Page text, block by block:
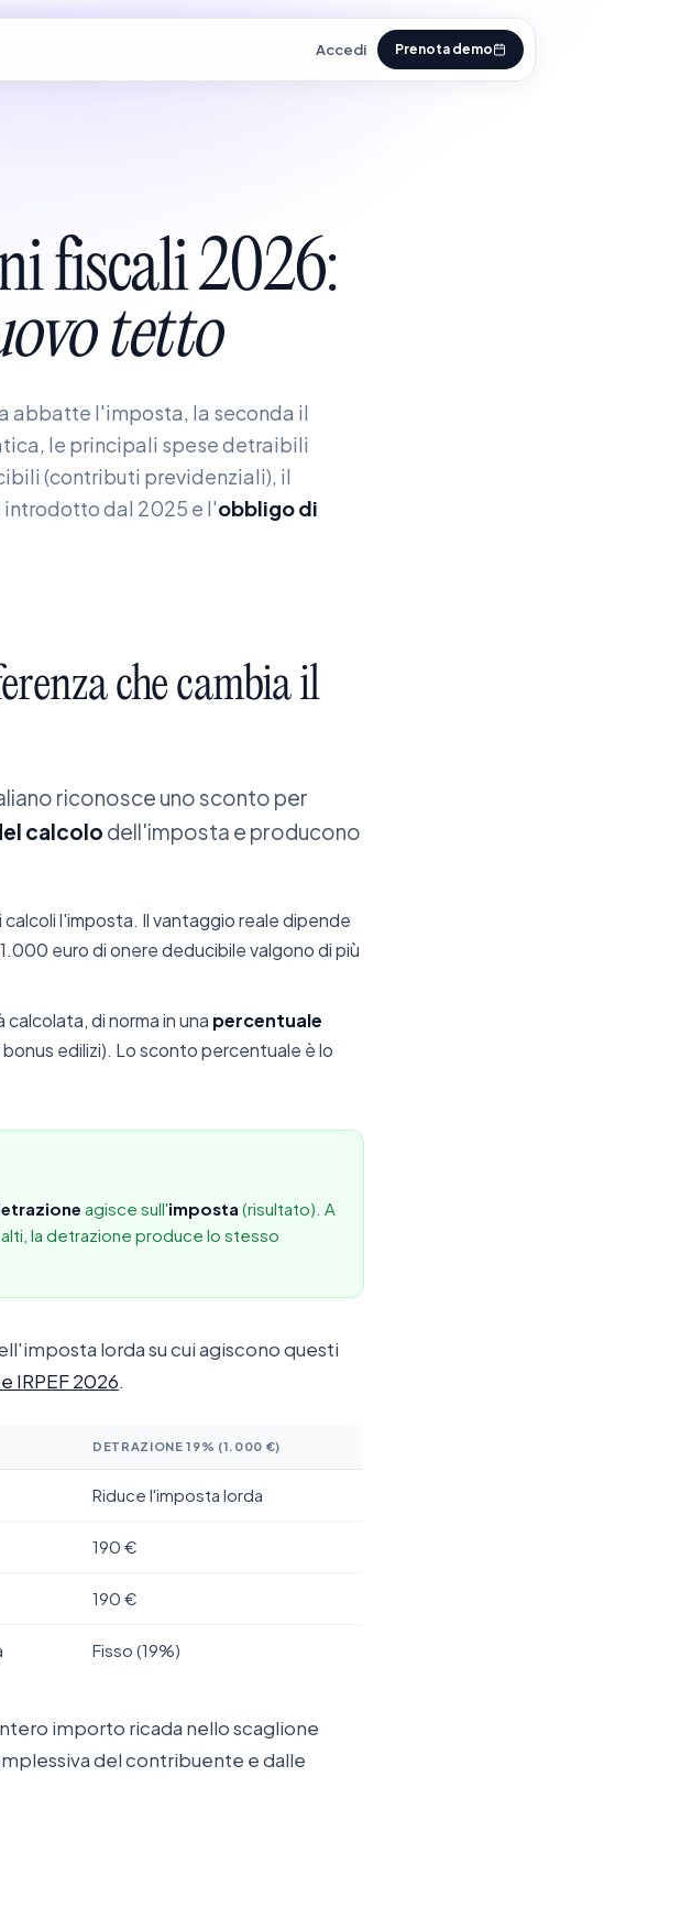
Accedi Prenota demo
fiscali2026:
tetto
abbatte l'imposta, la seconda il
le principali spese detraibili
(contributi previdenziali), il
dal 2025 e l'obbligo di
checambiail
riconosce uno sconto per
calcolo dell'imposta e producono
calcoli l'imposta. Il vantaggio reale dipende
euro di onere deducibile valgono di più
calcolata, di norma in una percentuale
edilizi). Lo sconto percentuale è lo
agisce sull'imposta (risultato). A
la detrazione produce lo stesso
lorda su cui agiscono questi
IRPEF 2026.
DETRAZIONE 19% (1.000 €)
Riduce l'imposta lorda
190 €
190 €
Fisso (19%)
importo ricada nello scaglione
del contribuente e dalle